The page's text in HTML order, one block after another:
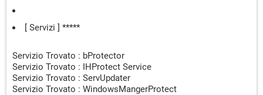
e") -> Trovato
HKEY_LOCAL_MACHINE\System\CurrentControlSet\Service
s\SoftwareUpd
("C:\Users\casa\AppData\Local\SoftwareUpdater\Software
UpdService.exe") -> Trovato
[ Servizi ] *****
Servizio Trovato : bProtector
Servizio Trovato : IHProtect Service
Servizio Trovato : ServUpdater
Servizio Trovato : WindowsMangerProtect